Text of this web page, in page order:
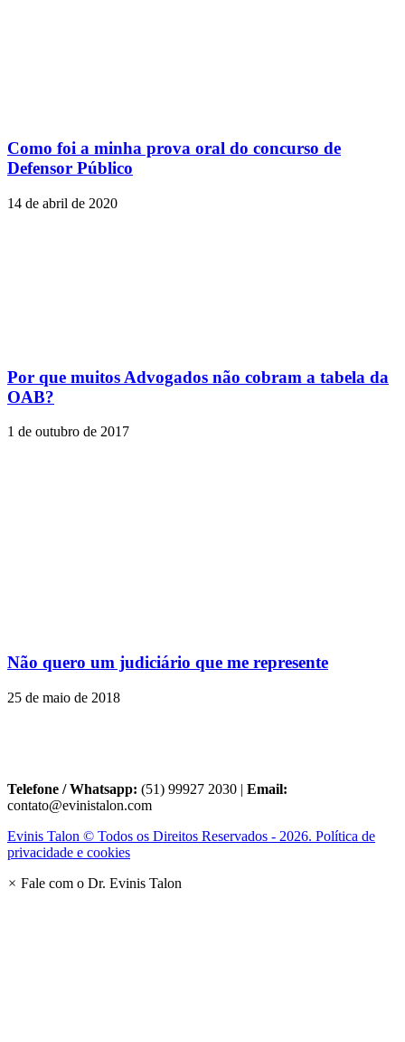
Como foi a minha prova oral do concurso de
Defensor Público
14 de abril de 2020
Por que muitos Advogados não cobram a tabela da
OAB?
1 de outubro de 2017
Não quero um judiciário que me represente
25 de maio de 2018
Telefone / Whatsapp: (51) 99927 2030 | Email:
contato@evinistalon.com
Evinis Talon © Todos os Direitos Reservados - 2026. Política de
privacidade e cookies
× Fale com o Dr. Evinis Talon